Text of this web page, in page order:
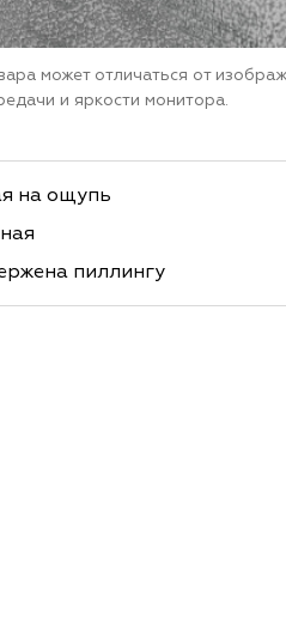
может отличаться от
и яркости монитора.
на ощупь
пиллингу